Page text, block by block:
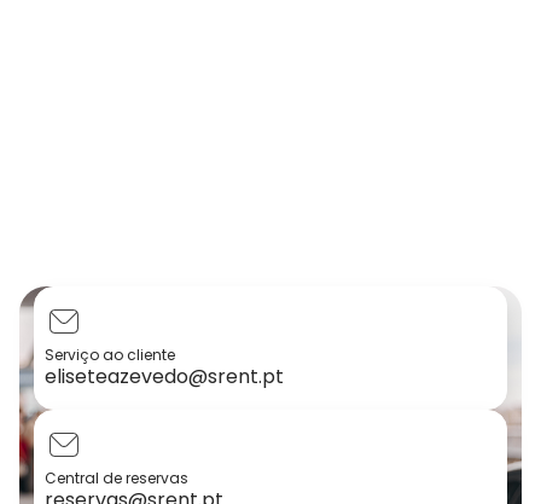
Serviço ao cliente
eliseteazevedo@srent.pt
Central de reservas